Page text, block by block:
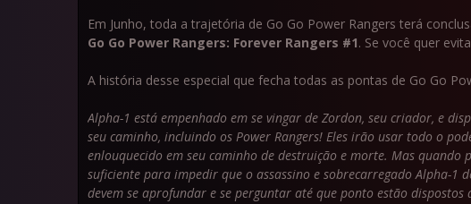
Em Junho, toda a trajetória de Go Go Power Rangers terá
Go Go Power Rangers: Forever Rangers #1. Se você quer
A história desse especial que fecha todas as pontas de Go Go
Alpha-1 está empenhado em se vingar de Zordon, seu criador, e
seu caminho, incluindo os Power Rangers! Eles irão usar todo o
enlouquecido em seu caminho de destruição e morte. Mas quando
suficiente para impedir que o assassino e sobrecarregado Alpha-1
devem se aprofundar e se perguntar até que ponto estão